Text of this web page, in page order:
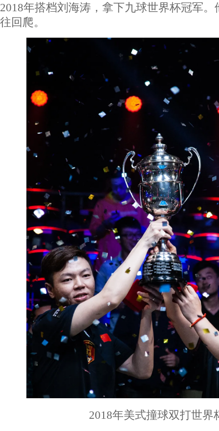
2018年搭档刘海涛，拿下九球世界杯冠军
往回爬。
2018年美式撞球双打世界